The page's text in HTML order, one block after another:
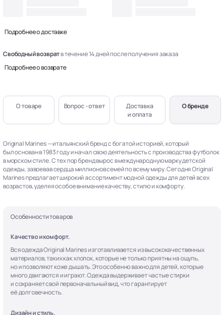
Подробнее о доставке
Свободный возвратв течение 14 дней после получения заказа
Подробнее о возврате
О товаре Вопрос - ответ
Доставка
и оплата
О бренде
Original Marines — итальянский бренд с богатой историей, который
был основан в 1983 году и начал свою деятельность с производства футболок
в морском стиле. С тех пор бренд вырос в международную марку детской
одежды, завоевав сердца миллионов семей по всему миру. Сегодня Original
Marines предлагает широкий ассортимент модной одежды для детей всех
возрастов, уделяя особое внимание качеству, стилю и комфорту.
Особенности товаров
Качество и комфорт.
Вся одежда Original Marines изготавливается из высококачественных
материалов, таких как хлопок, которые не только приятны на ощупь,
но и позволяют коже дышать. Это особенно важно для детей, которые
много двигаются и играют. Одежда выдерживает частые стирки
и сохраняет свой первоначальный вид, что гарантирует
её долговечность.
Дизайн и стиль.